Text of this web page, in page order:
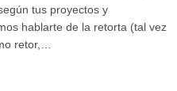
tus proyectos y
hablarte de la retorta (tal vez
retor,…